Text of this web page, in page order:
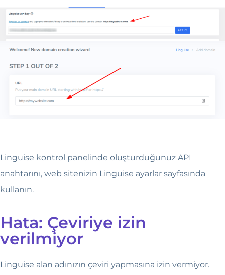
Linguise kontrol panelinde oluşturduğunuz API
anahtarını, web sitenizin Linguise ayarlar sayfasında
kullanın.
Hata: Çeviriye izin
verilmiyor
Linguise alan adınızın çeviri yapmasına izin vermiyor.